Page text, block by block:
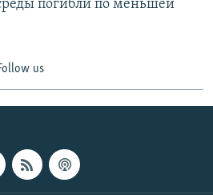
погибли по меньшей
us